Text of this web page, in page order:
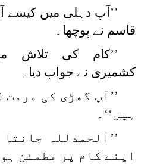
’’آپ دہلی میں کیسے
قاسم نے پوچھا۔
’’کام کی تلاش
کشمیری نے جواب دیا۔
’’آپ گھڑی کی
ہیں‘‘۔
’’الحمدللہ
اپنے کام پر مطمئن